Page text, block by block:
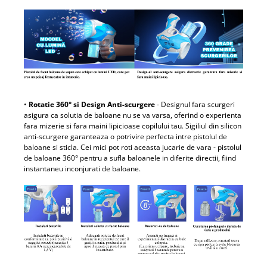
• Rotatie 360° si Design Anti-scurgere- Designul fara scurgeri
asigura ca solutia de baloane nu se va varsa, oferind o experienta
fara mizerie si fara maini lipicioase copilului tau. Sigiliul din silicon
anti-scurgere garanteaza o potrivire perfecta intre pistolul de
baloane si sticla. Cei mici pot roti aceasta jucarie de vara - pistolul
de baloane 360° pentru a sufla baloanele in diferite directii, fiind
instantaneu inconjurati de baloane.